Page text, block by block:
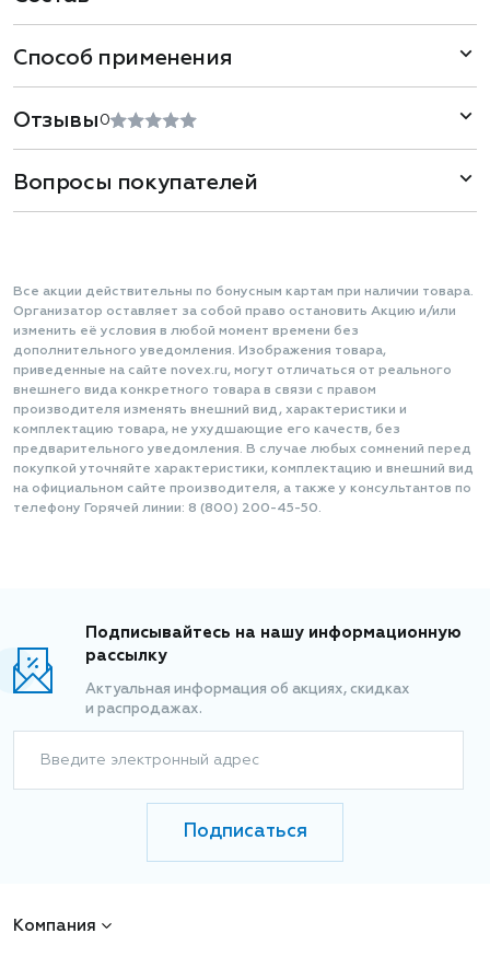
Способ применения
Отзывы 0
Вопросы покупателей
Все акции действительны по бонусным картам при наличии товара.
Организатор оставляет за собой право остановить Акцию и/или
изменить её условия в любой момент времени без
дополнительного уведомления. Изображения товара,
приведенные на сайте novex.ru, могут отличаться от реального
внешнего вида конкретного товара в связи с правом
производителя изменять внешний вид, характеристики и
комплектацию товара, не ухудшающие его качеств, без
предварительного уведомления. В случае любых сомнений перед
покупкой уточняйте характеристики, комплектацию и внешний вид
на официальном сайте производителя, а также у консультантов по
телефону Горячей линии: 8 (800) 200-45-50.
Подписывайтесь на нашу информационную
рассылку
Актуальная информация об акциях, скидках
и распродажах.
Введите электронный адрес
Подписаться
Компания